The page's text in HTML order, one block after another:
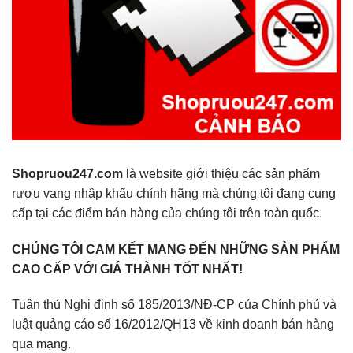
Shopruou247.com là website giới thiệu các sản phẩm
rượu vang nhập khẩu chính hãng mà chúng tôi đang cung
cấp tại các điểm bán hàng của chúng tôi trên toàn quốc.
CHÚNG TÔI CAM KẾT MANG ĐẾN NHỮNG SẢN PHẨM
CAO CẤP VỚI GIÁ THÀNH TỐT NHẤT!
Tuân thủ Nghị định số 185/2013/NĐ-CP của Chính phủ và
luật quảng cáo số 16/2012/QH13 về kinh doanh bán hàng
qua mạng.